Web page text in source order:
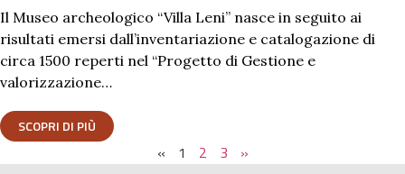
Il Museo archeologico “Villa Leni” nasce in seguito ai
risultati emersi dall’inventariazione e catalogazione di
circa 1500 reperti nel “Progetto di Gestione e
valorizzazione…
SCOPRI DI PIÙ
« 1 2 3 »